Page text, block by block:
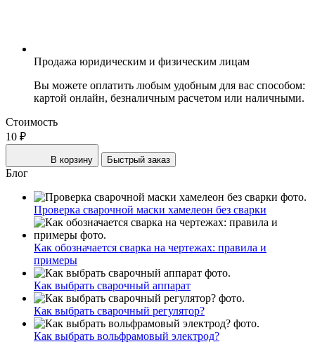
Продажа юридическим и физическим лицам
Вы можете оплатить любым удобным для вас способом:
картой онлайн, безналичным расчетом или наличными.
Стоимость
10 ₽
В корзину Быстрый заказ
Блог
Проверка сварочной маски хамелеон без сварки
Как обозначается сварка на чертежах: правила и
примеры
Как выбрать сварочный аппарат
Как выбрать сварочный регулятор?
Как выбрать вольфрамовый электрод?